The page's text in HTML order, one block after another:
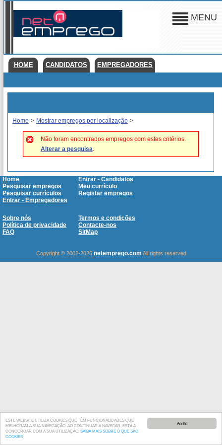
Aceito
ESTE WEBSITE UTILIZA COOKIES QUE TÊM FUNCIONALIDADES QUE
MELHORAM A SUA NAVEGAÇÃO. AO CONTINUAR A NAVEGAR, ESTÁ A
CONCORDAR COM A SUA UTILIZAÇÃO. SAIBA MAIS SOBRE O QUE SÃO
COOKIES
MENU
HOME CANDIDATOS EMPREGADORES
Home > Mostrar empregos por localização >
Não foram encontrados empregos com estes critérios.
Alterar a pesquisa.
Home
Entrar - Candidatos
Pesquisar empregos
Meu currículo
Pesquisar currículos
Registar empregos
Entrar - Empregadores
Sobre nós
Termos e condições
Política de privacidade
Contacte-nos
FAQ
SitMap
Copyright © 2002-2026 netemprego.com All rights reserved